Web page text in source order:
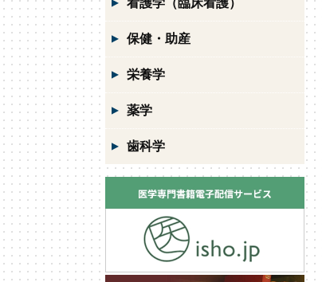
看護学（臨床看護）
保健・助産
栄養学
薬学
歯科学